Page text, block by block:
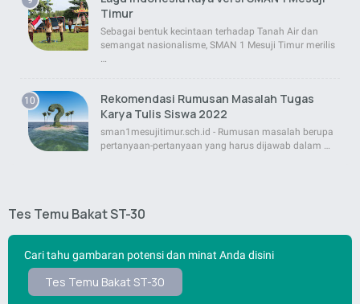
Timur
Sebagai bentuk kecintaan terhadap Tanah Air dan
semangat nasionalisme, SMAN 1 Mesuji Timur merilis
Rekomendasi Rumusan Masalah Tugas
Karya Tulis Siswa 2022
sman1mesujitimur.sch.id - Rumusan masalah berupa
pertanyaan-pertanyaan yang harus dijawab dalam …
Tes Temu Bakat ST-30
Cari tahu gambaran potensi dan minat Anda disini
Tes Temu Bakat ST-30